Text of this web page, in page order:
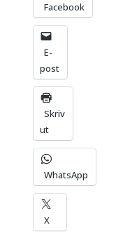
Facebook
E-
post
Skriv
ut
WhatsApp
X